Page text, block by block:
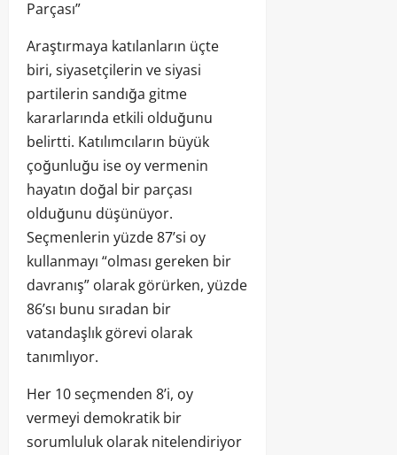
Parçası”
Araştırmaya katılanların üçte
biri, siyasetçilerin ve siyasi
partilerin sandığa gitme
kararlarında etkili olduğunu
belirtti. Katılımcıların büyük
çoğunluğu ise oy vermenin
hayatın doğal bir parçası
olduğunu düşünüyor.
Seçmenlerin yüzde 87’si oy
kullanmayı “olması gereken bir
davranış” olarak görürken, yüzde
86’sı bunu sıradan bir
vatandaşlık görevi olarak
tanımlıyor.
Her 10 seçmenden 8’i, oy
vermeyi demokratik bir
sorumluluk olarak nitelendiriyor